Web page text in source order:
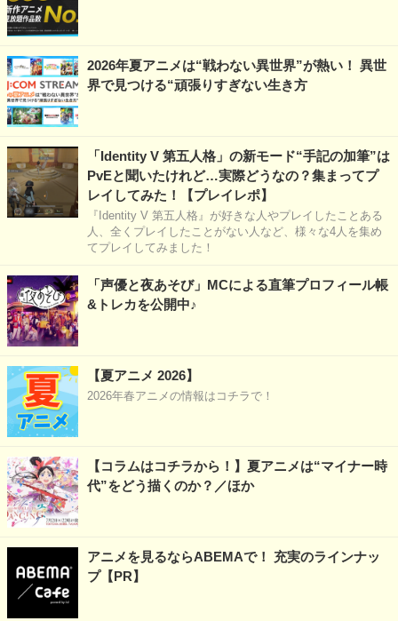
2026年夏アニメは“戦わない異世界”が熱い！ 異世
界で見つける“頑張りすぎない生き方
「Identity V 第五人格」の新モード“手記の加筆”は
PvEと聞いたけれど…実際どうなの？集まってプ
レイしてみた！【プレイレポ】
『Identity V 第五人格』が好きな人やプレイしたことある
人、全くプレイしたことがない人など、様々な4人を集め
てプレイしてみました！
「声優と夜あそび」MCによる直筆プロフィール帳
&トレカを公開中♪
【夏アニメ 2026】
2026年春アニメの情報はコチラで！
【コラムはコチラから！】夏アニメは“マイナー時
代”をどう描くのか？／ほか
アニメを見るならABEMAで！ 充実のラインナッ
プ【PR】